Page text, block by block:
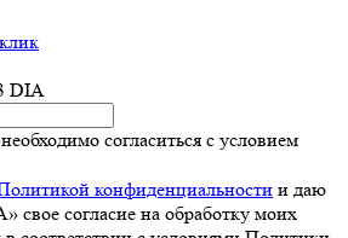
DIA
согласиться с условием
конфиденциальности и даю
согласие на обработку моих